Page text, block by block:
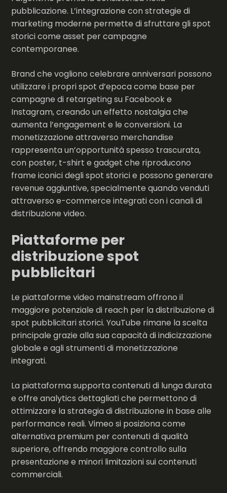
pubblicazione. L’integrazione con strategie di
marketing moderne permette di sfruttare gli spot
storici come asset per campagne
contemporanee.
Brand che vogliono celebrare anniversari possono
utilizzare i propri spot d’epoca come base per
campagne di retargeting su Facebook e
Instagram, creando un effetto nostalgia che
aumenta l’engagement e le conversioni. La
monetizzazione attraverso merchandise
rappresenta un’opportunità spesso trascurata,
con poster, t-shirt e gadget che riproducono
frame iconici degli spot storici e possono generare
revenue aggiuntive, specialmente quando venduti
attraverso e-commerce integrati con i canali di
distribuzione video.
Piattaforme per
distribuzione spot
pubblicitari
Le piattaforme video mainstreamoffrono il
maggiore potenziale di reach per la distribuzione di
spot pubblicitari storici. YouTube rimane la scelta
principale grazie alla sua capacità di indicizzazione
globale e agli strumenti di monetizzazione
integrati.
La piattaforma supporta contenuti di lunga durata
e offre analytics dettagliati che permettono di
ottimizzare la strategia di distribuzione in base alle
performance reali. Vimeo si posiziona come
alternativa premium per contenuti di qualità
superiore, offrendo maggiore controllo sulla
presentazione e minori limitazioni sui contenuti
commerciali.